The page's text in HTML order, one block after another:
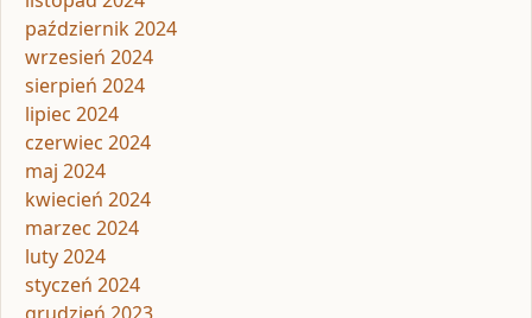
październik 2024
wrzesień 2024
sierpień 2024
lipiec 2024
czerwiec 2024
maj 2024
kwiecień 2024
marzec 2024
luty 2024
styczeń 2024